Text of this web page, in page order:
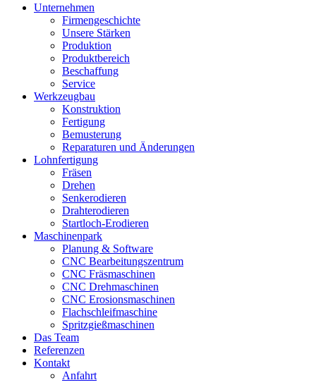
Unternehmen
Firmengeschichte
Unsere Stärken
Produktion
Produktbereich
Beschaffung
Service
Werkzeugbau
Konstruktion
Fertigung
Bemusterung
Reparaturen und Änderungen
Lohnfertigung
Fräsen
Drehen
Senkerodieren
Drahterodieren
Startloch-Erodieren
Maschinenpark
Planung & Software
CNC Bearbeitungszentrum
CNC Fräsmaschinen
CNC Drehmaschinen
CNC Erosionsmaschinen
Flachschleifmaschine
Spritzgießmaschinen
Das Team
Referenzen
Kontakt
Anfahrt